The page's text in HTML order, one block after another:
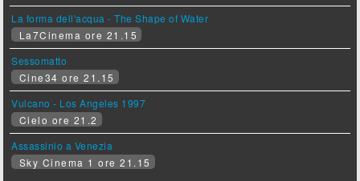
La forma dell'acqua - The Shape of Water
La7Cinema ore 21.15
Sessomatto
Cine34 ore 21.15
Vulcano - Los Angeles 1997
Cielo ore 21.2
Assassinio a Venezia
Sky Cinema 1 ore 21.15